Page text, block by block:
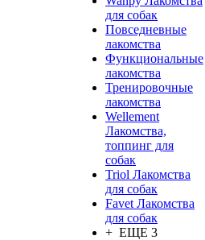
для собак
Повседневные
лакомства
Функциональные
лакомства
Тренировочные
лакомства
Wellement
Лакомства,
топпинг для
собак
Triol Лакомства
для собак
Favet Лакомства
для собак
+ ЕЩЕ 3